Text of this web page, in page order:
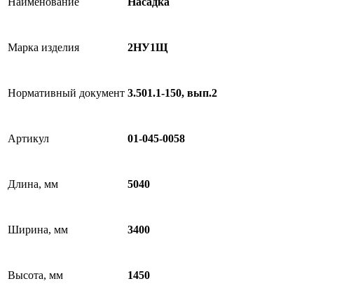
Марка изделия 2НУ1Щ
Нормативный документ 3.501.1-150, вып.2
Артикул 01-045-0058
Длина, мм 5040
Ширина, мм 3400
Высота, мм 1450